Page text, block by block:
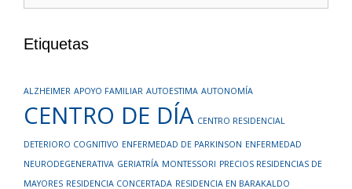
Etiquetas
ALZHEIMER APOYO FAMILIAR AUTOESTIMA AUTONOMÍA
CENTRO DE DÍA CENTRO RESIDENCIAL
DETERIORO COGNITIVO ENFERMEDAD DE PARKINSON ENFERMEDAD
NEURODEGENERATIVA GERIATRÍA MONTESSORI PRECIOS RESIDENCIAS DE
MAYORES RESIDENCIA CONCERTADA RESIDENCIA EN BARAKALDO